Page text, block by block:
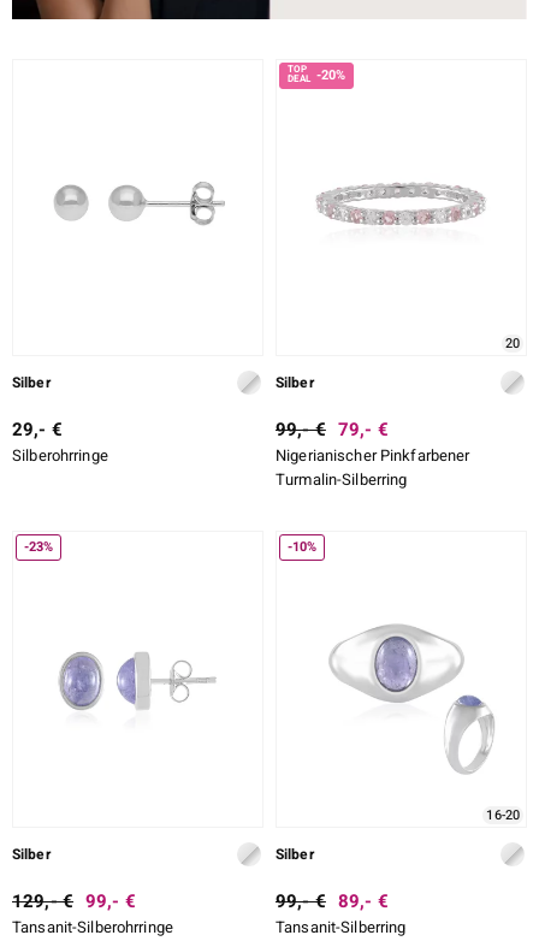
Silber
29,- €
Silberohrringe
-20%
20
Silber
99,- € 79,- €
Nigerianischer Pinkfarbener
Turmalin-Silberring
-23%
Silber
129,- € 99,- €
Tansanit-Silberohrringe
-10%
16-20
Silber
99,- € 89,- €
Tansanit-Silberring